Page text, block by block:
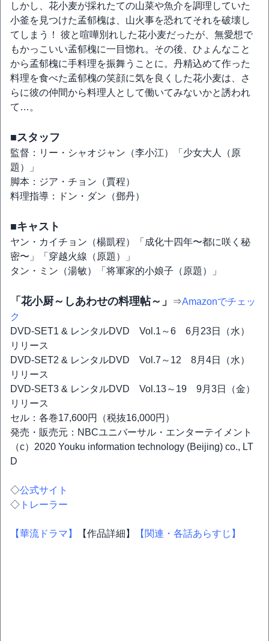
しかし、花小麦が採れたての山菜や魚介を調理していた
小釜を見つけた孟郁槐は、山火事を恐れてそれを破壊し
てしまう！ 彼と喧嘩別れした花小麦だったが、無愛想で
もかっこいい孟郁槐に一目惚れ。その後、ひょんなこと
から孟郁槐に手料理を振舞うことに。丹精込めて作った
料理を食べた孟郁槐の笑顔に気を良くした花小麦は、さ
らに彼の仲間から料理人として働いてみないかと誘われ
て…。
■スタッフ
監督：リー・シャオジャン（李小江）「少女大人（原
題）」
脚本：ジア・チョン（賈程）
料理指導：ドン・ダン（鄧丹）
■キャスト
ヤン・カイチョン（楊凱程）「成化十四年〜都に咲く秘
密〜」「穿越火線（原題）」
タン・ミン（湯敏）「将軍家的小娘子（原題）」
「花小厨～しあわせの料理帖～」 ⇒Amazonでチェッ
ク
DVD-SET1 & レンタルDVD Vol.1～6 6月23日（水）
リリース
DVD-SET2 & レンタルDVD Vol.7～12 8月4日（水）
リリース
DVD-SET3 & レンタルDVD Vol.13～19 9月3日（金）
リリース
セル：各巻17,600円（税抜16,000円）
発売・販売元：NBCユニバーサル・エンターテイメント
（c）2020 Youku information technology (Beijing) co., LT
D
◇公式サイト
◇ トレーラー
【華流ドラマ】 【作品詳細】 【関連・各話あらすじ】